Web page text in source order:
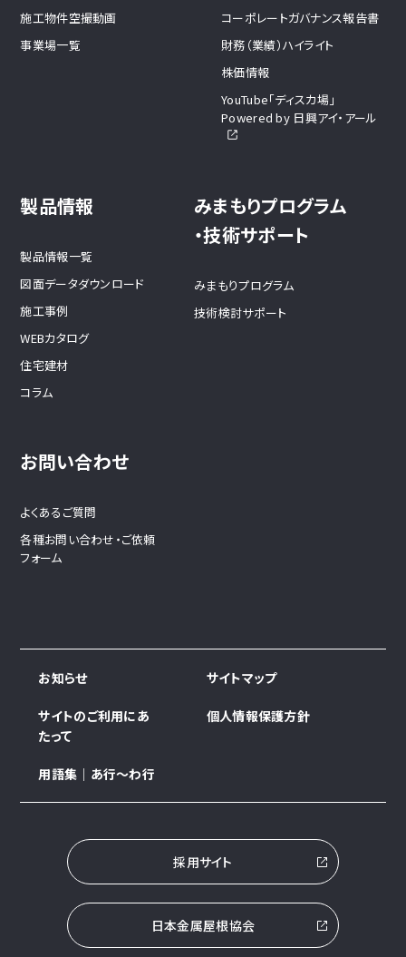
施工物件空撮動画
事業場一覧
コーポレートガバナンス報告書
財務（業績）ハイライト
株価情報
YouTube「ディスカ場」
Powered by 日興アイ・アール
製品情報
製品情報一覧
図面データダウンロード
施工事例
WEBカタログ
住宅建材
コラム
みまもりプログラム
・技術サポート
みまもりプログラム
技術検討サポート
お問い合わせ
よくあるご質問
各種お問い合わせ・ご依頼
フォーム
お知らせ サイトマップ
サイトのご利用にあ
たって
個人情報保護方針
用語集｜あ行～わ行
採用サイト
日本金属屋根協会